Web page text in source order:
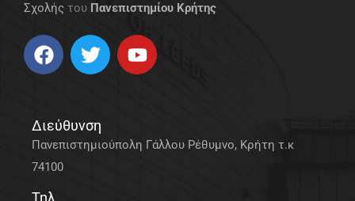
Σχολής του Πανεπιστημίου Κρήτης
Διεύθυνση
Πανεπιστημιούπολη Γάλλου Ρέθυμνο, Κρήτη τ.κ
74100
Τηλ.